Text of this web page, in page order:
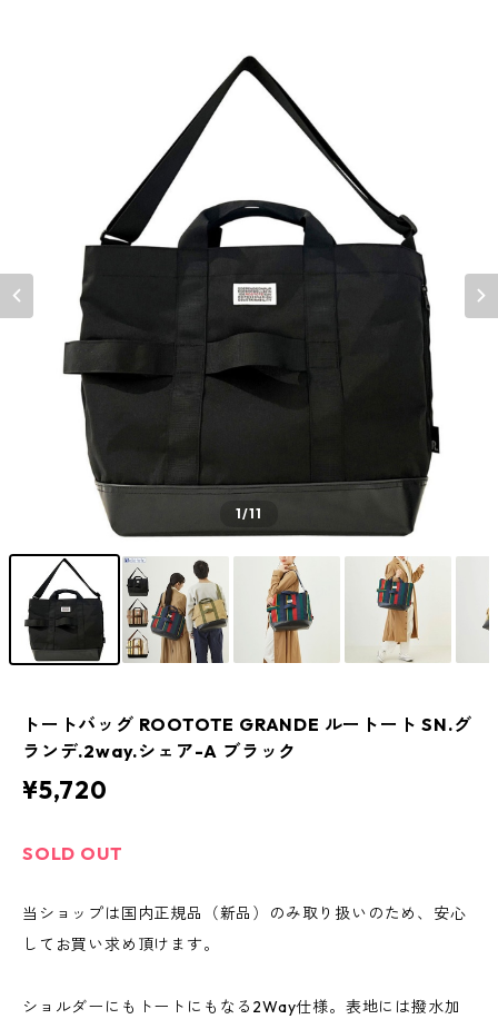
1/11
トートバッグ ROOTOTE GRANDE ルートート SN.グ
ランデ.2way.シェア-A ブラック
¥5,720
SOLD OUT
当ショップは国内正規品（新品）のみ取り扱いのため、安心
してお買い求め頂けます。
ショルダーにもトートにもなる2Way仕様。表地には撥水加